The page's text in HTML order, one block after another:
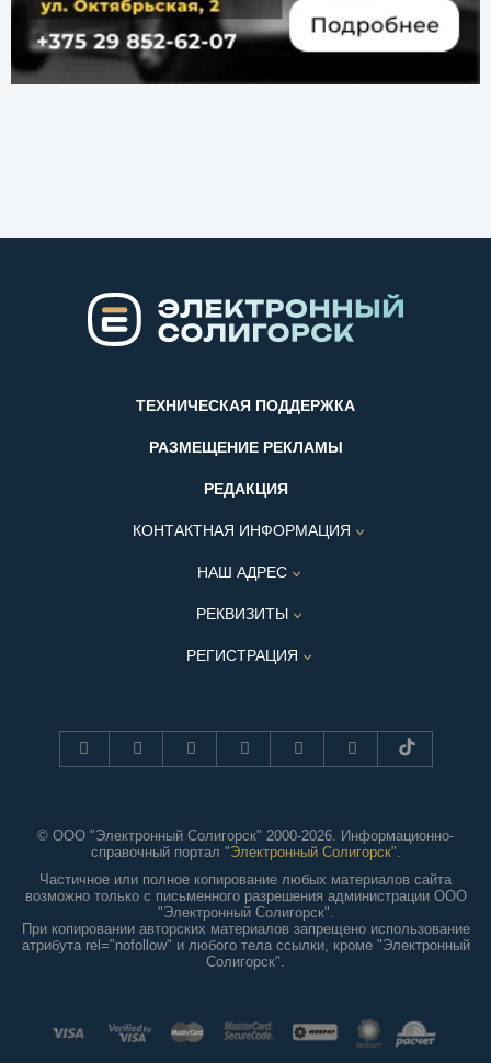
ТЕХНИЧЕСКАЯ ПОДДЕРЖКА
РАЗМЕЩЕНИЕ РЕКЛАМЫ
РЕДАКЦИЯ
КОНТАКТНАЯ ИНФОРМАЦИЯ
НАШ АДРЕС
РЕКВИЗИТЫ
РЕГИСТРАЦИЯ
© ООО "Электронный Солигорск" 2000-2026. Информационно-
справочный портал "Электронный Солигорск".
Частичное или полное копирование любых материалов сайта
возможно только с письменного разрешения администрации ООО
"Электронный Солигорск".
При копировании авторских материалов запрещено использование
атрибута rel="nofollow" и любого тела ссылки, кроме "Электронный
Солигорск".